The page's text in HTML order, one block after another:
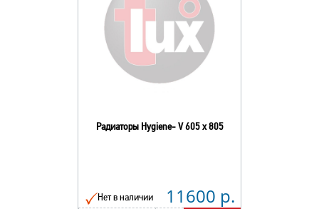
Радиаторы Hygiene- V 605 х 805
Нет в наличии 11600 р.